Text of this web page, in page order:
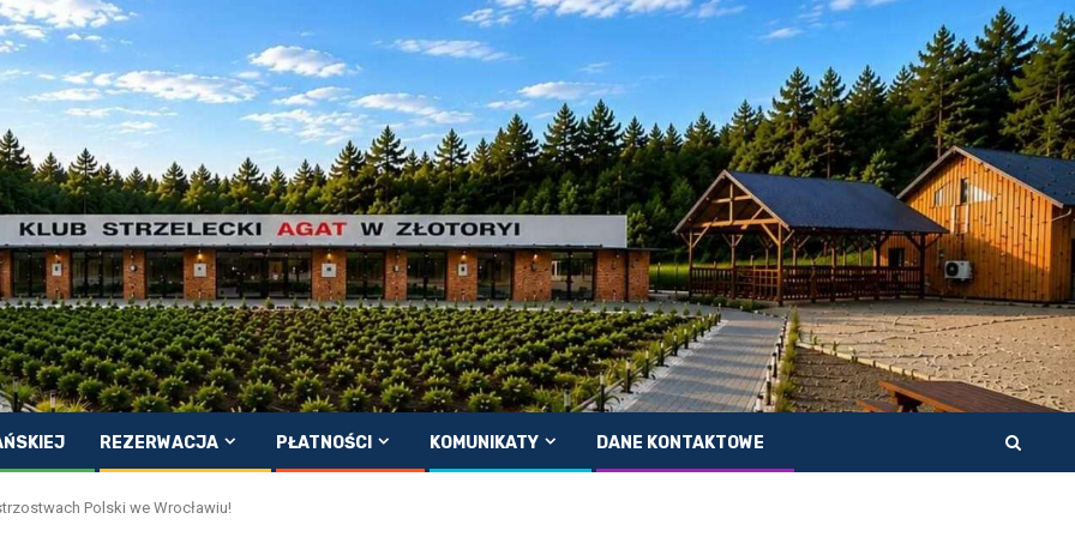
REZERWACJA PŁATNOŚCI KOMUNIKATY DANE KONTAKTOWE
Polski we Wrocławiu!